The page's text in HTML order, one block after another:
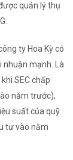
quản lý thụ
ty Hoa Kỳ có
nhuận mạnh. Là
SEC chấp
năm trước),
suất của quỹ
tư vào năm